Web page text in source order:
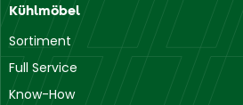
Kühlmöbel
Sortiment
Full Service
Know-How